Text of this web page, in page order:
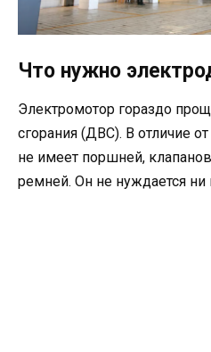
Что нужно
Электромотор гораздо
сгорания (ДВС). В отличие
не имеет поршней,
ремней. Он не нуждается ни